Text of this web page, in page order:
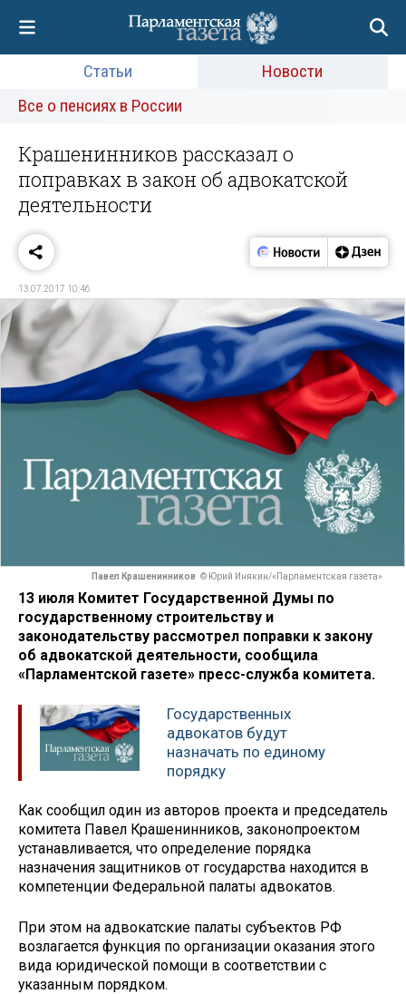
Статьи
Новости
Все о пенсиях в России
Крашенинников рассказал о
поправках в закон об адвокатской
деятельности
13.07.2017 10:46
Павел Крашенинников © Юрий Инякин/«Парламентская газета»
13 июля Комитет Государственной Думы по
государственному строительству и
законодательству рассмотрел поправки к закону
об адвокатской деятельности, сообщила
«Парламентской газете» пресс-служба комитета.
Государственных
адвокатов будут
назначать по единому
порядку
Как сообщил один из авторов проекта и председатель
комитета Павел Крашенинников, законопроектом
устанавливается, что определение порядка
назначения защитников от государства находится в
компетенции Федеральной палаты адвокатов.
При этом на адвокатские палаты субъектов РФ
возлагается функция по организации оказания этого
вида юридической помощи в соответствии с
указанным порядком.